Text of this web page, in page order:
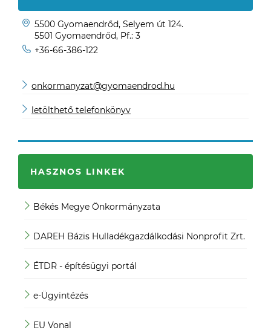
5500 Gyomaendrőd, Selyem út 124.
5501 Gyomaendrőd, Pf.: 3
+36-66-386-122
onkormanyzat@gyomaendrod.hu
letölthető telefonkönyv
HASZNOS LINKEK
Békés Megye Önkormányzata
DAREH Bázis Hulladékgazdálkodási Nonprofit Zrt.
ÉTDR - építésügyi portál
e-Ügyintézés
EU Vonal